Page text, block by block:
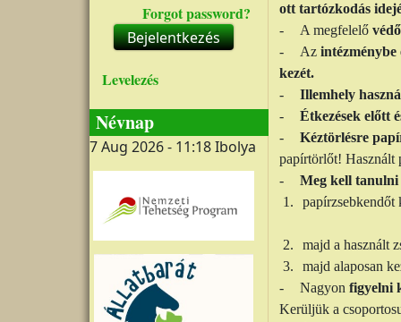
Forgot password?
Bejelentkezés
Levelezés
Névnap
7 Aug 2026 - 11:18Ibolya
ott tartózkodás
-
A megfelelő
-
Az intézménybe
kezét.
-
Illemhely
-
Étkezések előtt
-
Kéztörlésre
papírtörlőt! Használt
-
Meg kell tanulni
1.
papírzsebkendőt
2.
majd a használt
3.
majd alaposan
-
Nagyon figyelni
Kerüljük a